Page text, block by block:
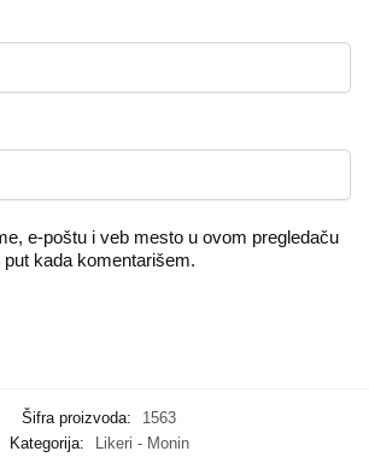
e-poštu i veb mesto u ovom pregledaču
kada komentarišem.
Šifra proizvoda:
1563
Kategorija:
Likeri - Monin